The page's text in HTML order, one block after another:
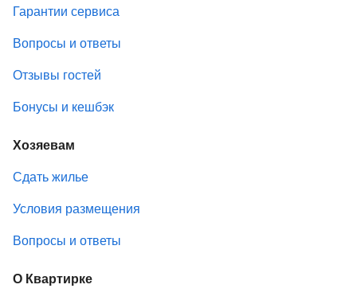
Гарантии сервиса
Вопросы и ответы
Отзывы гостей
Бонусы и кешбэк
Хозяевам
Сдать жилье
Условия размещения
Вопросы и ответы
О Квартирке